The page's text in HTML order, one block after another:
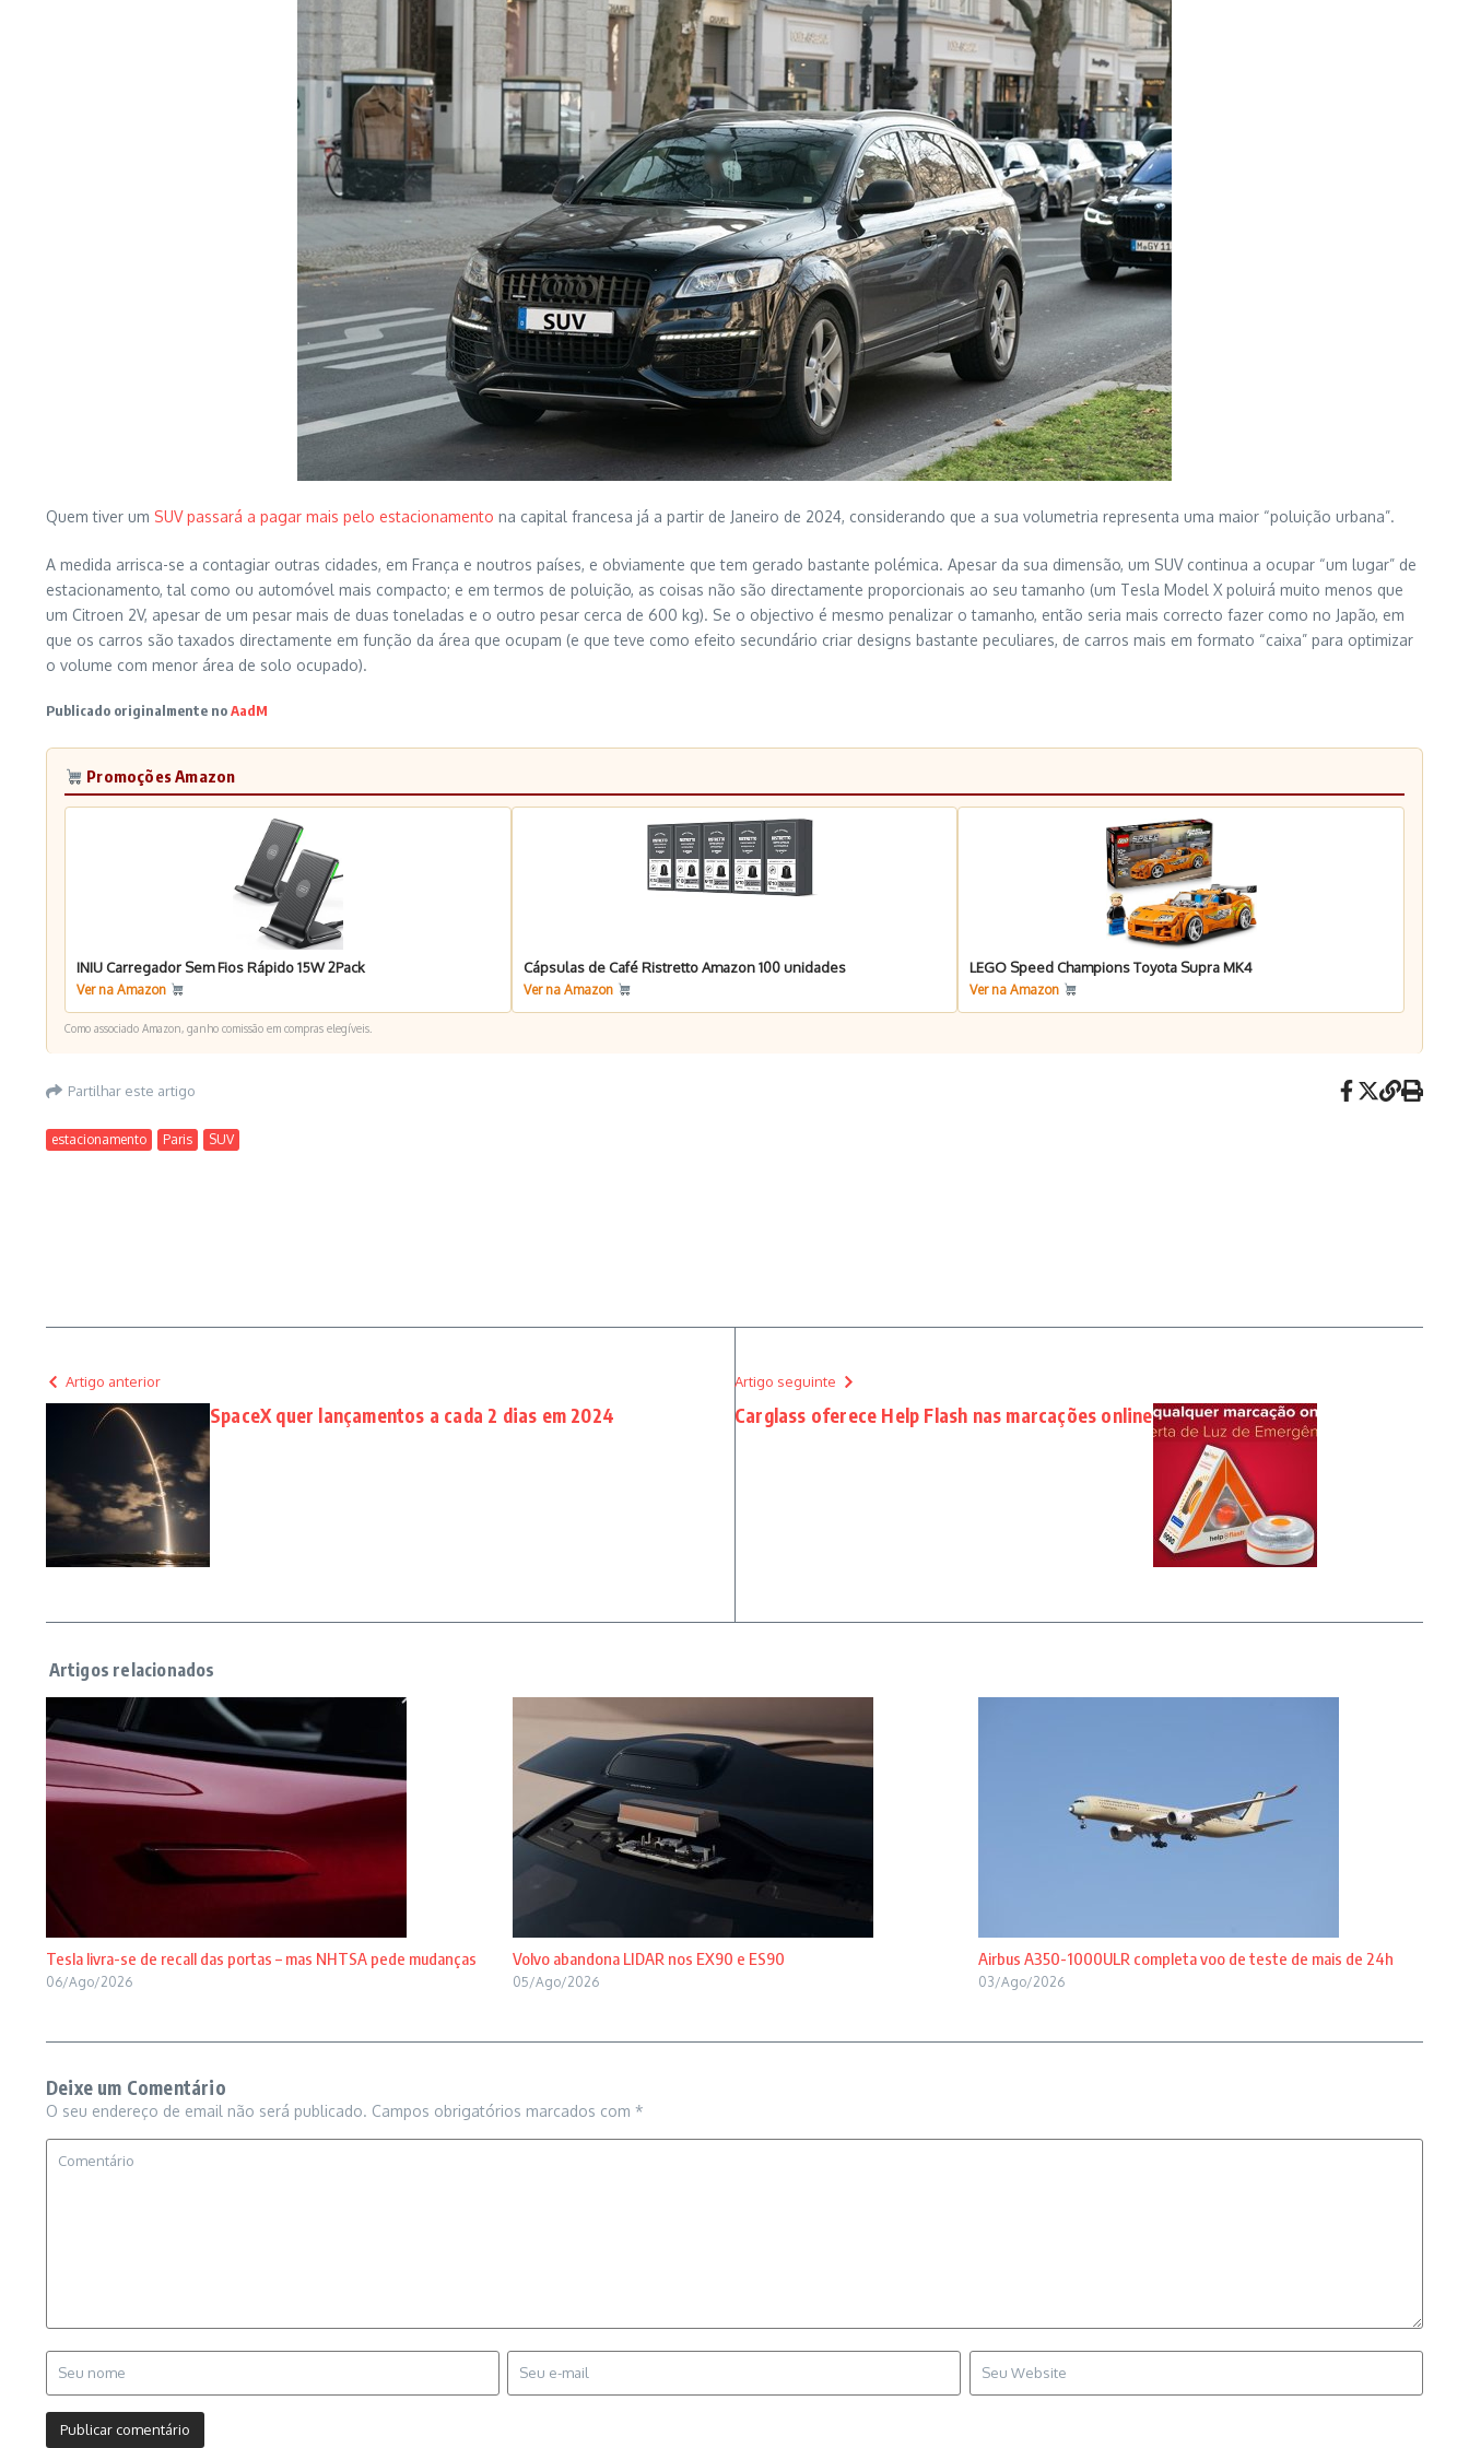
Quem tiver um SUV passará a pagar mais pelo estacionamento na capital francesa já a partir de Janeiro de 2024, considerando que a sua volumetria representa uma maior “poluição urbana”.
A medida arrisca-se a contagiar outras cidades, em França e noutros países, e obviamente que tem gerado bastante polémica. Apesar da sua dimensão, um SUV continua a ocupar “um lugar” de
estacionamento, tal como ou automóvel mais compacto; e em termos de poluição, as coisas não são directamente proporcionais ao seu tamanho (um Tesla Model X poluirá muito menos que
um Citroen 2V, apesar de um pesar mais de duas toneladas e o outro pesar cerca de 600 kg). Se o objectivo é mesmo penalizar o tamanho, então seria mais correcto fazer como no Japão, em
que os carros são taxados directamente em função da área que ocupam (e que teve como efeito secundário criar designs bastante peculiares, de carros mais em formato “caixa” para optimizar
o volume com menor área de solo ocupado).
Publicado originalmente noAadM
Promoções Amazon
INIU Carregador Sem Fios Rápido 15W 2Pack
Ver na Amazon
Cápsulas de Café Ristretto Amazon 100 unidades
Ver na Amazon
LEGO Speed Champions Toyota Supra MK4
Ver na Amazon
Como associado Amazon, ganho comissão em compras elegíveis.
Partilhar este artigo
estacionamento Paris SUV
Artigo anterior
SpaceX quer lançamentos a cada 2 dias em 2024
Artigo seguinte
Carglass oferece Help Flash nas marcações online
Tesla livra-se de recall das portas – mas NHTSA pede mudanças
06/Ago/2026
Volvo abandona LIDAR nos EX90 e ES90
05/Ago/2026
Airbus A350-1000ULR completa voo de teste de mais de 24h
03/Ago/2026
Deixe um Comentário
O seu endereço de email não será publicado. Campos obrigatórios marcados com *